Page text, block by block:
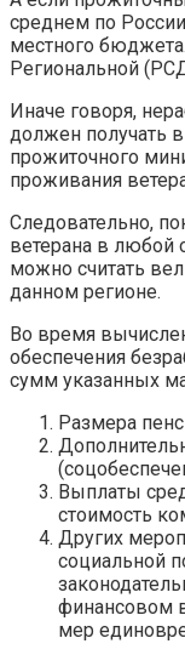
среднем по
местного
Региональной
Иначе говоря,
должен получать
прожиточного
проживания
Следовательно,
ветерана в любой
можно считать
данном регионе.
Во время
обеспечения
сумм указанных
Размера
Выплаты
стоимость
Других
социальной
финансовом
мер